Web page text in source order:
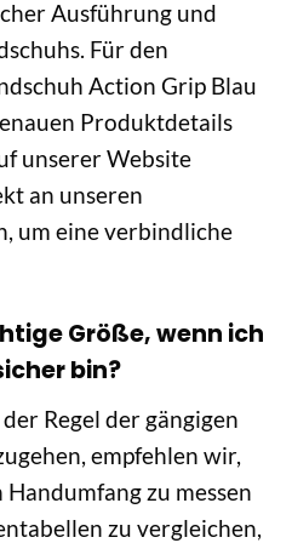
Ausführung und
Für den
Action Grip Blau
Produktdetails
unserer Website
an unseren
um eine verbindliche
Größe, wenn ich
bin?
Regel der gängigen
empfehlen wir,
zu messen
zu vergleichen,